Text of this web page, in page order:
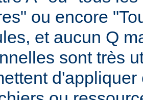
ou encore
et aucun Q
sont très